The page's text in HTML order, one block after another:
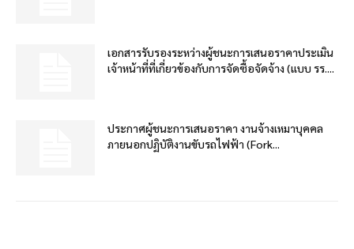
เอกสารรับรองระหว่างผู้ชนะการเสนอราคาประเมิน
เจ้าหน้าที่ที่เกี่ยวข้องกับการจัดซื้อจัดจ้าง (แบบ รร....
ประกาศผู้ชนะการเสนอราคา งานจ้างเหมาบุคคล
ภายนอกปฏิบัติงานขับรถไฟฟ้า (Fork...